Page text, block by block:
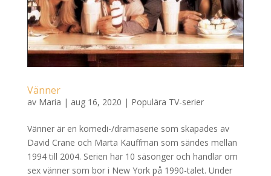
Vänner
av Maria | aug 16, 2020 | Populära TV-serier
Vänner är en komedi-/dramaserie som skapades av
David Crane och Marta Kauffman som sändes mellan
1994 till 2004. Serien har 10 säsonger och handlar om
sex vänner som bor i New York på 1990-talet. Under